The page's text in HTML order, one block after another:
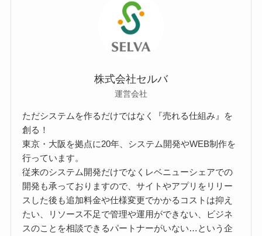
株式会社セルバ
運営会社
ただシステムを作るだけではなく『売れる仕組み』を
創る！
東京・大阪を拠点に20年、システム開発やWEB制作を
行っています。
従来のシステム開発だけでなくレベニューシェアでの
開発も承っておりますので、サイトやアプリをリリー
スした後も追加料金や仕様変更でかかるコストは抑え
たい、リソース不足で管理や運用ができない、ビジネ
スのことを相談できるパートナーがいない…という企